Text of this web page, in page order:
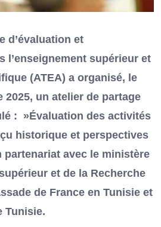
d’évaluation et
l’enseignement supérieur et
(ATEA) a organisé, le
2025, un atelier de partage
: »Évaluation des activités
historique et perspectives
partenariat avec le ministère
et de la Recherche
de France en Tunisie et
Tunisie.